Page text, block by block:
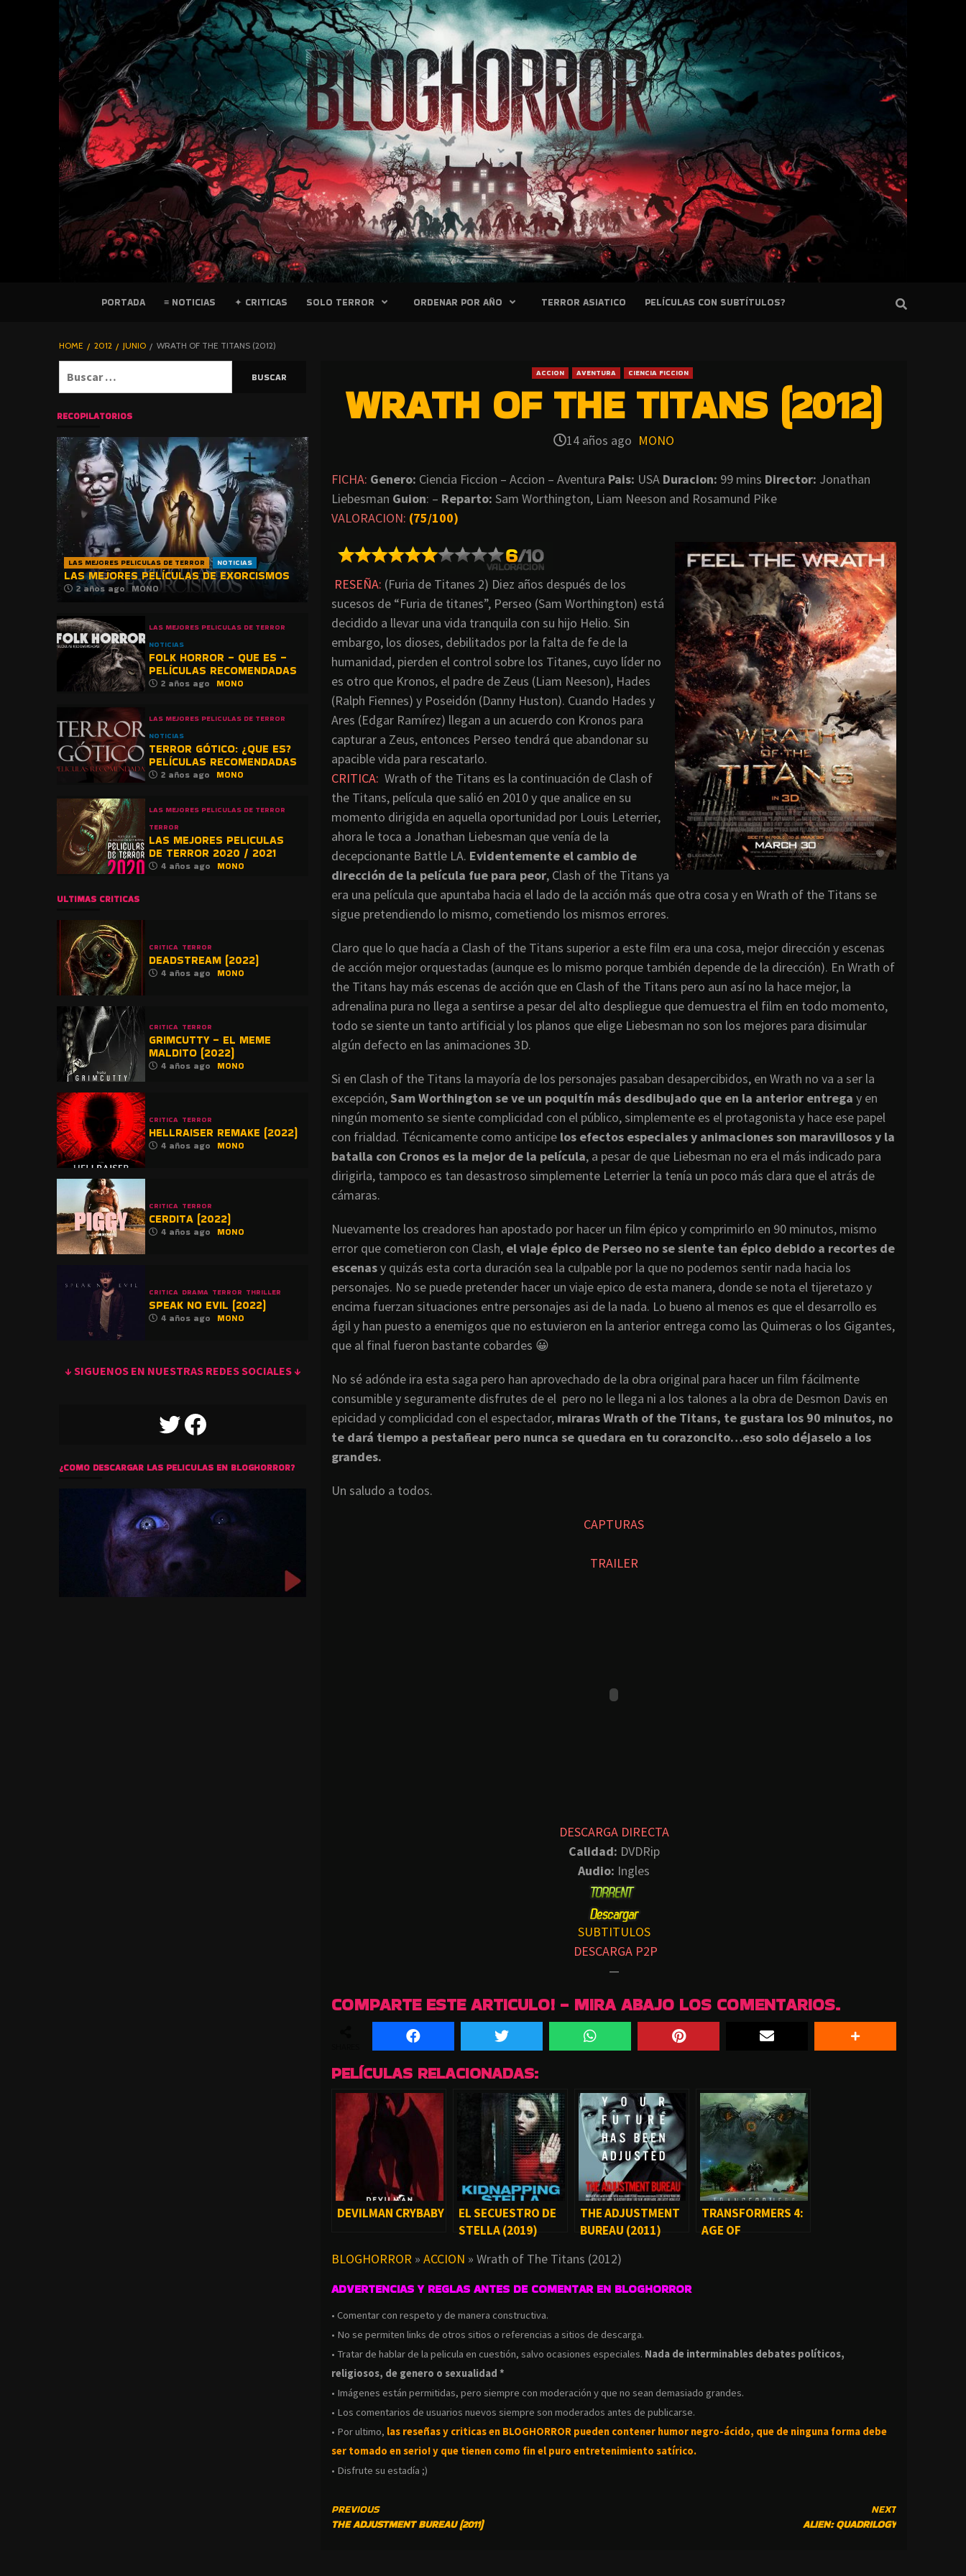
PELICULAS
BLOGHORROR
⋆
PORTADA ≡ NOTICIAS ✦ CRITICAS SOLO TERROR ORDENAR POR AÑO TERROR ASIATICO PELÍCULAS CON SUBTÍTULOS?
HOME 2012 JUNIO WRATH OF THE TITANS (2012)
ACCION AVENTURA CIENCIA FICCION
WRATH OF THE TITANS (2012)
14 años ago MONO
FICHA: Genero: Ciencia Ficcion – Accion – Aventura Pais: USA Duracion: 99 mins Director: Jonathan
Liebesman Guion: – Reparto: Sam Worthington, Liam Neeson and Rosamund Pike
VALORACION: (75/100)
RESEÑA: (Furia de Titanes 2) Diez años después de los
sucesos de “Furia de titanes”, Perseo (Sam Worthington) está
decidido a llevar una vida tranquila con su hijo Helio. Sin
embargo, los dioses, debilitados por la falta de fe de la
humanidad, pierden el control sobre los Titanes, cuyo líder no
es otro que Kronos, el padre de Zeus (Liam Neeson), Hades
(Ralph Fiennes) y Poseidón (Danny Huston). Cuando Hades y
Ares (Edgar Ramírez) llegan a un acuerdo con Kronos para
capturar a Zeus, entonces Perseo tendrá que abandonar su
apacible vida para rescatarlo.
CRITICA: Wrath of the Titans es la continuación de Clash of
the Titans, película que salió en 2010 y que analice en su
momento dirigida en aquella oportunidad por Louis Leterrier,
ahora le toca a Jonathan Liebesman que venía de la
decepcionante Battle LA. Evidentemente el cambio de
dirección de la película fue para peor, Clash of the Titans ya
era una película que apuntaba hacia el lado de la acción más que otra cosa y en Wrath of the Titans se
sigue pretendiendo lo mismo, cometiendo los mismos errores.
Claro que lo que hacía a Clash of the Titans superior a este film era una cosa, mejor dirección y escenas
de acción mejor orquestadas (aunque es lo mismo porque también depende de la dirección). En Wrath of
the Titans hay más escenas de acción que en Clash of the Titans pero aun así no la hace mejor, la
adrenalina pura no llega a sentirse a pesar del alto despliegue que demuestra el film en todo momento,
todo se siente un tanto artificial y los planos que elige Liebesman no son los mejores para disimular
algún defecto en las animaciones 3D.
Si en Clash of the Titans la mayoría de los personajes pasaban desapercibidos, en Wrath no va a ser la
excepción,Sam Worthington se ve un poquitín más desdibujado que en la anterior entrega y en
ningún momento se siente complicidad con el público, simplemente es el protagonista y hace ese papel
con frialdad. Técnicamente como anticipe los efectos especiales y animaciones son maravillosos y la
batalla con Cronos es la mejor de la película, a pesar de que Liebesman no era el más indicado para
dirigirla, tampoco es tan desastroso simplemente Leterrier la tenía un poco más clara que el atrás de
cámaras.
Nuevamente los creadores han apostado por hacer un film épico y comprimirlo en 90 minutos, mismo
error que cometieron con Clash, el viaje épico de Perseo no se siente tan épico debido a recortes de
escenasy quizás esta corta duración sea la culpable por la que no podemos sentir nada hacia los
personajes. No se puede pretender hacer un viaje epico de esta manera, donde se nota el tijeretazo y
encima fuerzan situaciones entre personajes asi de la nada. Lo bueno al menos es que el desarrollo es
ágil y han puesto a enemigos que no estuvieron en la anterior entrega como las Quimeras o los Gigantes,
que al final fueron bastante cobardes 😀
No sé adónde ira esta saga pero han aprovechado de la obra original para hacer un film fácilmente
consumible y seguramente disfrutes de el pero no le llega ni a los talones a la obra de Desmon Davis en
epicidad y complicidad con el espectador, miraras Wrath of the Titans, te gustara los 90 minutos, no
te dará tiempo a pestañear pero nunca se quedara en tu corazoncito…eso solo déjaselo a los
grandes.
Un saludo a todos.
CAPTURAS
TRAILER
DESCARGA DIRECTA
Calidad: DVDRip
Audio: Ingles
SUBTITULOS
DESCARGA P2P
—
COMPARTE ESTE ARTICULO! - MIRA ABAJO LOS COMENTARIOS.
PELÍCULAS RELACIONADAS:
DEVILMAN CRYBABY
EL SECUESTRO DE
STELLA (2019)
THE ADJUSTMENT
BUREAU (2011)
TRANSFORMERS 4:
AGE OF
BLOGHORROR » ACCION » Wrath of The Titans (2012)
ADVERTENCIAS Y REGLAS ANTES DE COMENTAR EN BLOGHORROR
• Comentar con respeto y de manera constructiva.
• No se permiten links de otros sitios o referencias a sitios de descarga.
• Tratar de hablar de la pelicula en cuestión, salvo ocasiones especiales. Nada de interminables debates políticos,
religiosos, de genero o sexualidad *
• Imágenes están permitidas, pero siempre con moderación y que no sean demasiado grandes.
• Los comentarios de usuarios nuevos siempre son moderados antes de publicarse.
• Por ultimo, las reseñas y criticas en BLOGHORROR pueden contener humor negro-ácido, que de ninguna forma debe
ser tomado en serio! y que tienen como fin el puro entretenimiento satírico.
• Disfrute su estadía ;)
CONTINUE
READING
PREVIOUS
THE ADJUSTMENT BUREAU (2011)
NEXT
ALIEN: QUADRILOGY
RECOPILATORIOS
LAS MEJORES PELICULAS DE TERROR NOTICIAS
LAS MEJORES PELÍCULAS DE EXORCISMOS
2 años ago MONO
LAS MEJORES PELICULAS DE TERROR
NOTICIAS
FOLK HORROR – QUE ES –
PELÍCULAS RECOMENDADAS
2 años ago MONO
LAS MEJORES PELICULAS DE TERROR
NOTICIAS
TERROR GÓTICO: ¿QUE ES?
PELÍCULAS RECOMENDADAS
2 años ago MONO
LAS MEJORES PELICULAS DE TERROR
TERROR
LAS MEJORES PELICULAS
DE TERROR 2020 / 2021
4 años ago MONO
ULTIMAS CRITICAS
CRITICA TERROR
DEADSTREAM (2022)
4 años ago MONO
CRITICA TERROR
GRIMCUTTY – EL MEME
MALDITO (2022)
4 años ago MONO
CRITICA TERROR
HELLRAISER REMAKE (2022)
4 años ago MONO
CRITICA TERROR
CERDITA (2022)
4 años ago MONO
CRITICA DRAMA TERROR THRILLER
SPEAK NO EVIL (2022)
4 años ago MONO
↓ SIGUENOS EN NUESTRAS REDES SOCIALES ↓
TWITTERFACEBOOK
¿COMO DESCARGAR LAS PELICULAS EN BLOGHORROR?